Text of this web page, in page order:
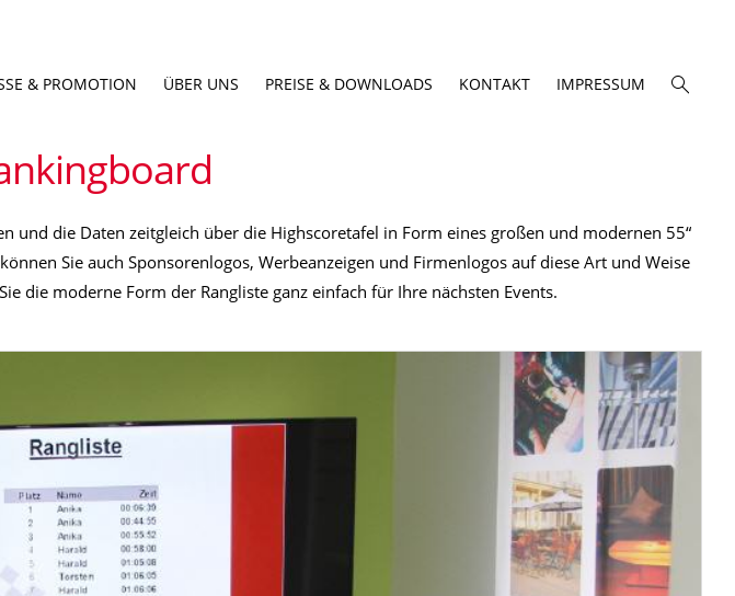
& PROMOTION ÜBER UNS PREISE & DOWNLOADS KONTAKT IMPRESSUM
und die Daten zeitgleich über die Highscoretafel in Form eines großen und modernen 55“
Sie auch Sponsorenlogos, Werbeanzeigen und Firmenlogos auf diese Art und Weise
die moderne Form der Rangliste ganz einfach für Ihre nächsten Events.